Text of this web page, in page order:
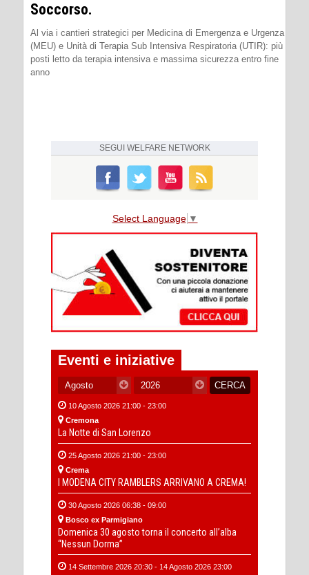
Soccorso.
Al via i cantieri strategici per Medicina di Emergenza e Urgenza
(MEU) e Unità di Terapia Sub Intensiva Respiratoria (UTIR): più
posti letto da terapia intensiva e massima sicurezza entro fine
anno
SEGUI WELFARE NETWORK
Select Language ▼
Eventi e iniziative
10 Agosto 2026 21:00 - 23:00
Cremona
La Notte di San Lorenzo
25 Agosto 2026 21:00 - 23:00
Crema
I MODENA CITY RAMBLERS ARRIVANO A CREMA!
30 Agosto 2026 06:38 - 09:00
Bosco ex Parmigiano
Domenica 30 agosto torna il concerto all’alba
“Nessun Dorma”
14 Settembre 2026 20:30 - 14 Agosto 2026 23:00